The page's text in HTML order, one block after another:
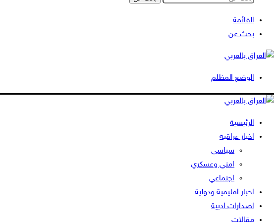
القائمة
بحث عن
الوضع المظلم
الرئيسية
اخبار عراقية
سياسي
امني وعسكري
اجتماعي
اخبار اقليمية ودولية
اصدارات ادبية